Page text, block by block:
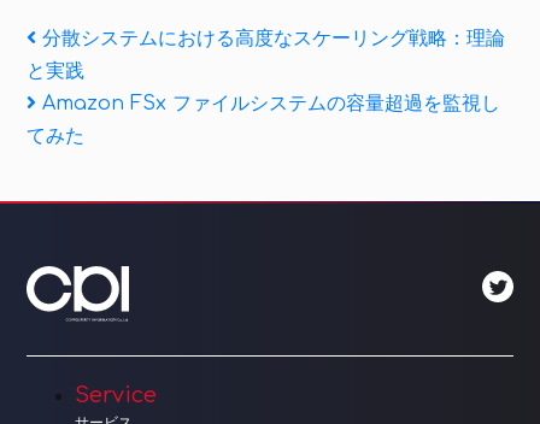
投
稿
ナ
ー
シ
ョ
ン
Previous
Post
分散システムにおける高度なスケーリング戦略：理論
と実践
Next
Post
Amazon FSx ファイルシステムの容量超過を監視し
てみた
Service